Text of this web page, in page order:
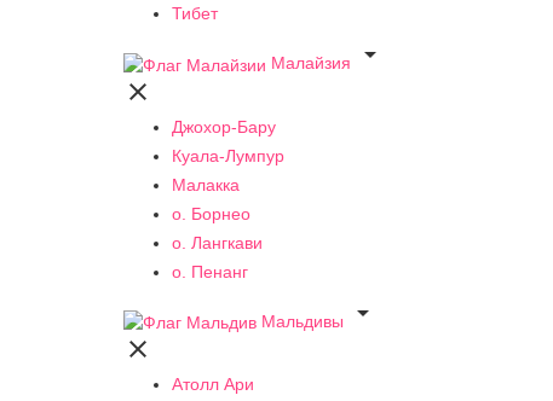
Тибет
Малайзия


Джохор-Бару
Куала-Лумпур
Малакка
о. Борнео
о. Лангкави
о. Пенанг
Мальдивы


Атолл Ари